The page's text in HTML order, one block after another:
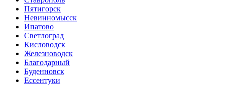
Пятигорск
Невинномысск
Ипатово
Светлоград
Кисловодск
Железноводск
Благодарный
Буденновск
Ессентуки